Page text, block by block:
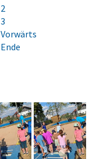
2
3
Vorwärts
Ende